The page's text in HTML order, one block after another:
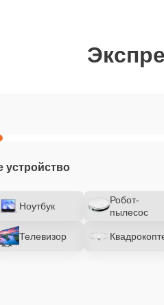
устройство
Ноутбук
Робот-
пылесос
Телевизор